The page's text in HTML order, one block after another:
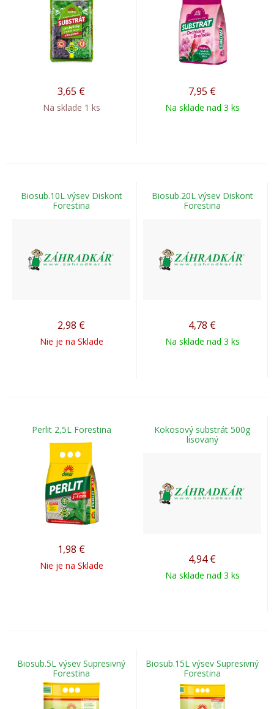
3,65 €
Na sklade 1 ks
7,95 €
Na sklade nad 3 ks
Biosub.10L výsev Diskont
Forestina
2,98 €
Nie je na Sklade
Biosub.20L výsev Diskont
Forestina
4,78 €
Na sklade nad 3 ks
Perlit 2,5L Forestina
1,98 €
Nie je na Sklade
Kokosový substrát 500g
lisovaný
4,94 €
Na sklade nad 3 ks
Biosub.5L výsev Supresivný
Forestina
Biosub.15L výsev Supresivný
Forestina